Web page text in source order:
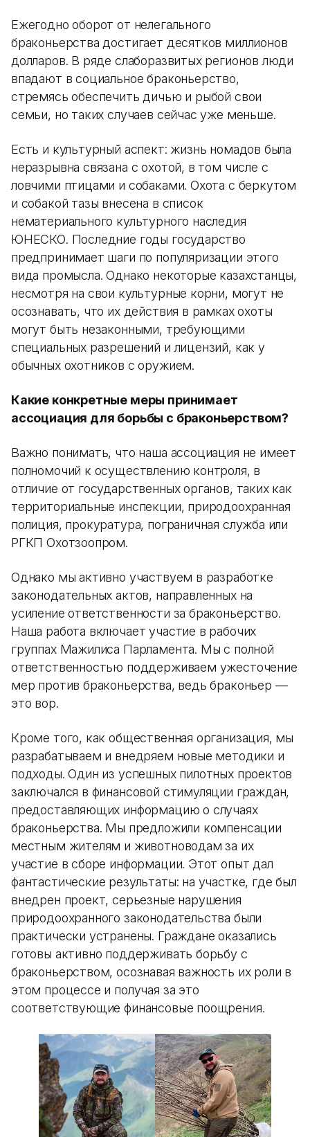
Ежегодно оборот от нелегального
браконьерства достигает десятков миллионов
долларов. В ряде слаборазвитых регионов люди
впадают в социальное браконьерство,
стремясь обеспечить дичью и рыбой свои
семьи, но таких случаев сейчас уже меньше.
Есть и культурный аспект: жизнь номадов была
неразрывна связана с охотой, в том числе с
ловчими птицами и собаками. Охота с беркутом
и собакой тазы внесена в список
нематериального культурного наследия
ЮНЕСКО. Последние годы государство
предпринимает шаги по популяризации этого
вида промысла. Однако некоторые казахстанцы,
несмотря на свои культурные корни, могут не
осознавать, что их действия в рамках охоты
могут быть незаконными, требующими
специальных разрешений и лицензий, как у
обычных охотников с оружием.
Какие конкретные меры принимает
ассоциация для борьбы с браконьерством?
Важно понимать, что наша ассоциация не имеет
полномочий к осуществлению контроля, в
отличие от государственных органов, таких как
территориальные инспекции, природоохранная
полиция, прокуратура, пограничная служба или
РГКП Охотзоопром.
Однако мы активно участвуем в разработке
законодательных актов, направленных на
усиление ответственности за браконьерство.
Наша работа включает участие в рабочих
группах Мажилиса Парламента. Мы с полной
ответственностью поддерживаем ужесточение
мер против браконьерства, ведь браконьер —
это вор.
Кроме того, как общественная организация, мы
разрабатываем и внедряем новые методики и
подходы. Один из успешных пилотных проектов
заключался в финансовой стимуляции граждан,
предоставляющих информацию о случаях
браконьерства. Мы предложили компенсации
местным жителям и животноводам за их
участие в сборе информации. Этот опыт дал
фантастические результаты: на участке, где был
внедрен проект, серьезные нарушения
природоохранного законодательства были
практически устранены. Граждане оказались
готовы активно поддерживать борьбу с
браконьерством, осознавая важность их роли в
этом процессе и получая за это
соответствующие финансовые поощрения.